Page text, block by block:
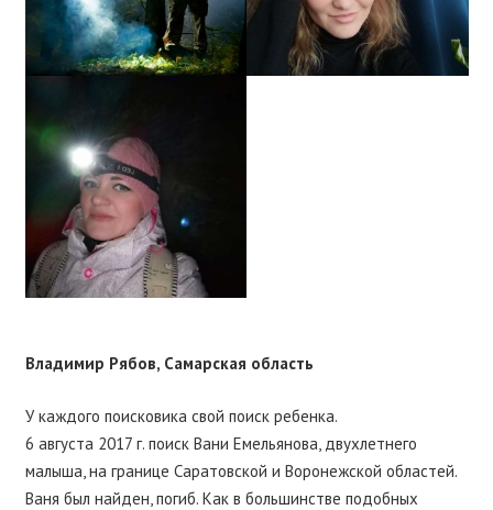
Владимир Рябов, Самарская область
У каждого поисковика свой поиск ребенка.
6 августа 2017 г. поиск Вани Емельянова, двухлетнего
малыша, на границе Саратовской и Воронежской областей.
Ваня был найден, погиб. Как в большинстве подобных